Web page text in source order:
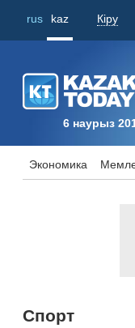
rus kaz Кіру
6 наурыз
Экономика
Спорт